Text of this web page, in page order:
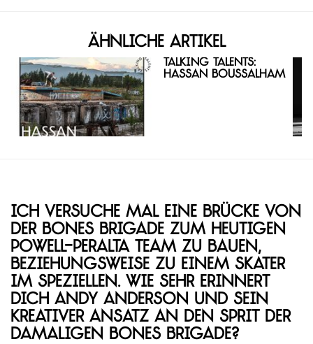
Ähnliche Artikel
Talking Talents:
Hassan Boussalham
Ich versuche mal eine Brücke von
der Bones Brigade zum heutigen
Powell-Peralta Team zu bauen,
beziehungsweise zu einem Skater
im Speziellen. Wie sehr erinnert
dich Andy Anderson und sein
kreativer Ansatz an den Sprit der
damaligen Bones Brigade?